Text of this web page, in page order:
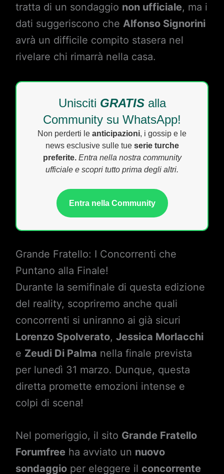
tratta di un sondaggio non ufficiale, ma i
dati suggeriscono che Alfonso Signorini
avrà un difficile compito stasera nel
rivelare chi rimarrà nella casa.
Unisciti GRATISalla
Community su WhatsApp!
Non perderti le anticipazioni, i gossip e le
news esclusive sulle tue serie turche
preferite. Entra nella nostra community
ufficiale e scopri tutto prima degli altri.
Entra nella Community
Grande Fratello: I Concorrenti che
Puntano alla Finale!
Durante la semifinale di questa edizione
del reality, scopriremo anche quali
concorrenti si uniranno ai già sicuri
Lorenzo Spolverato, Jessica Morlacchi
e Zeudi Di Palma nella finale prevista
per lunedì 31 marzo. Dunque, questa
diretta promette emozioni intense e
colpi di scena!
Nel pomeriggio, il sito Grande Fratello
Forumfree ha avviato un nuovo
sondaggioper eleggere il concorrente